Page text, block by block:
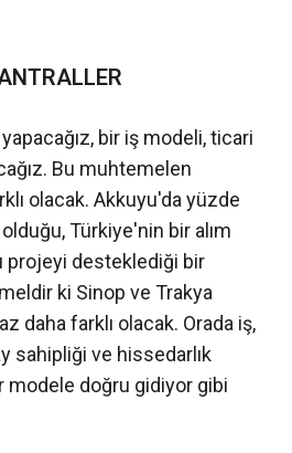
bir iş modeli, ticari
Bu muhtemelen
olacak. Akkuyu'da yüzde
olduğu, Türkiye'nin bir alım
projeyi desteklediği bir
ki Sinop ve Trakya
daha farklı olacak. Orada iş,
sahipliği ve hissedarlık
modele doğru gidiyor gibi